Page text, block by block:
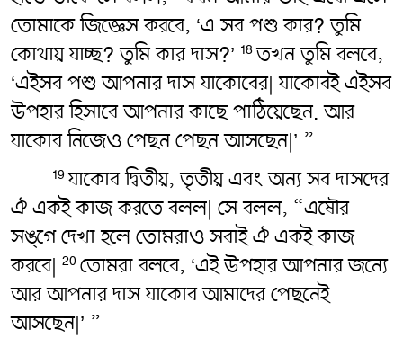
তোমাকে জিজ্ঞেস করবে, ‘এ সব পশু কার? তুমি
কোথায় যাচ্ছ? তুমি কার দাস?’ 18তখন তুমি বলবে,
‘এইসব পশু আপনার দাস যাকোবের| যাকোবই এইসব
উপহার হিসাবে আপনার কাছে পাঠিয়েছেন. আর
যাকোব নিজেও পেছন পেছন আসছেন|’ ”
19যাকোব দ্বিতীয়, তৃতীয় এবং অন্য সব দাসদের
ঐ একই কাজ করতে বলল| সে বলল, “এষৌর
সঙ্গে দেখা হলে তোমরাও সবাই ঐ একই কাজ
করবে| 20 তোমরা বলবে, ‘এই উপহার আপনার জন্যে
আর আপনার দাস যাকোব আমাদের পেছনেই
আসছেন|’ ”